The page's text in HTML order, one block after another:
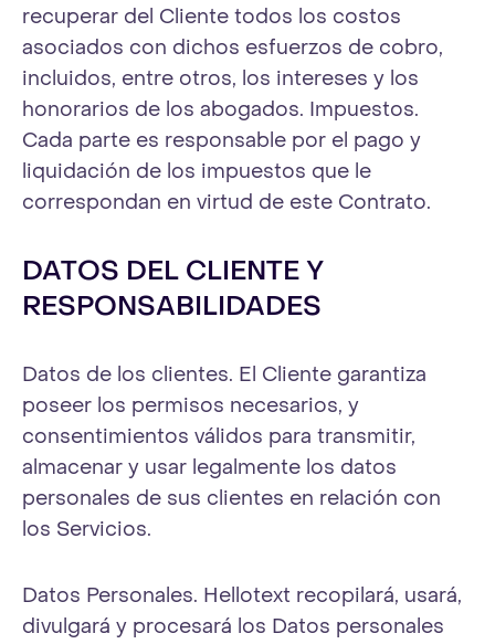
recuperar del Cliente todos los costos
asociados con dichos esfuerzos de cobro,
incluidos, entre otros, los intereses y los
honorarios de los abogados. Impuestos.
Cada parte es responsable por el pago y
liquidación de los impuestos que le
correspondan en virtud de este Contrato.
DATOS DEL CLIENTE Y
RESPONSABILIDADES
Datos de los clientes. El Cliente garantiza
poseer los permisos necesarios, y
consentimientos válidos para transmitir,
almacenar y usar legalmente los datos
personales de sus clientes en relación con
los Servicios.
Datos Personales. Hellotext recopilará, usará,
divulgará y procesará los Datos personales